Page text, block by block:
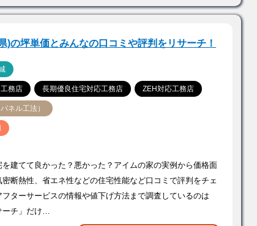
)の坪単価とみんなの口コミや評判をリサーチ！
務店 長期優良住宅対応工務店 ZEH対応工務店
ネル工法）
建てて良かった？悪かった？アイムの家の実例から価格面
断熱性、省エネ性などの住宅性能など口コミで評判をチェ
フターサービスの情報や値下げ方法まで調査しているのは
ーチ」だけ…